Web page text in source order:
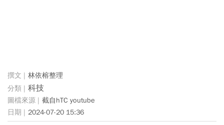
林依榕整理
科技
截自hTC youtube
2024-07-20 15:36